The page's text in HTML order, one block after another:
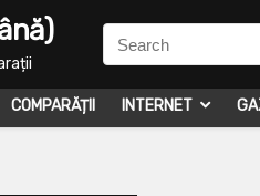
COMPARĂȚII INTERNET